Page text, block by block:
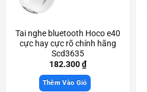
Tai nghe bluetooth Hoco e40
cực hay cực rõ chính hãng
Scd3635
182.300₫
Thêm Vào Giỏ